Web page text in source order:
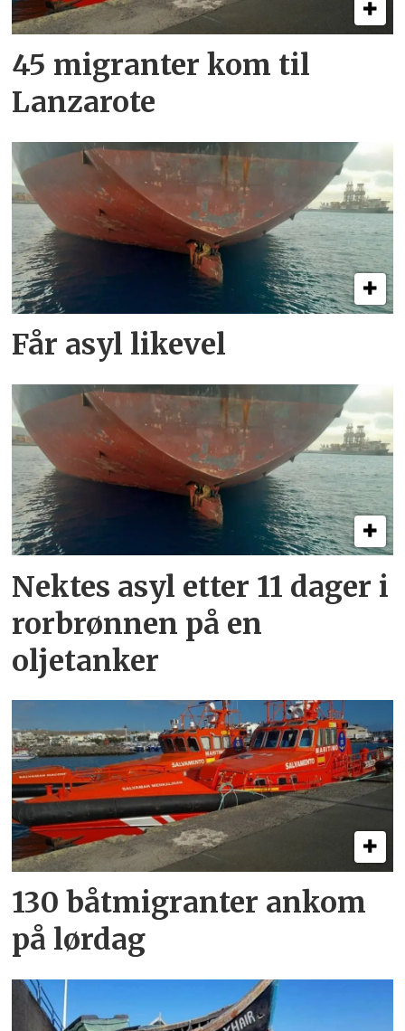
45 migranter kom til
Lanzarote
Får asyl likevel
Nektes asyl etter 11 dager i
rorbrønnen på en
oljetanker
130 båtmigranter ankom
på lørdag